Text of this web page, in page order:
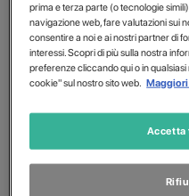
prima e terza parte (o tecnologie
navigazione web, fare valutazioni sui
consentire a noi e ai nostri partner di
interessi. Scopri di più sulla nostra
preferenze cliccando qui o in
cookie" sul nostro sito web.